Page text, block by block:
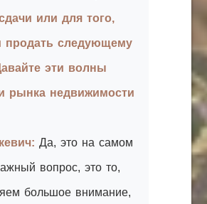
или для того,
продать следующему
эти волны
рынка недвижимости
Да, это на самом
вопрос, это то,
большое внимание,